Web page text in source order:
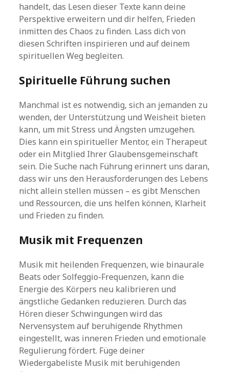
handelt, das Lesen dieser Texte kann deine
Perspektive erweitern und dir helfen, Frieden
inmitten des Chaos zu finden. Lass dich von
diesen Schriften inspirieren und auf deinem
spirituellen Weg begleiten.
Spirituelle Führung suchen
Manchmal ist es notwendig, sich an jemanden zu
wenden, der Unterstützung und Weisheit bieten
kann, um mit Stress und Ängsten umzugehen.
Dies kann ein spiritueller Mentor, ein Therapeut
oder ein Mitglied Ihrer Glaubensgemeinschaft
sein. Die Suche nach Führung erinnert uns daran,
dass wir uns den Herausforderungen des Lebens
nicht allein stellen müssen – es gibt Menschen
und Ressourcen, die uns helfen können, Klarheit
und Frieden zu finden.
Musik mit Frequenzen
Musik mit heilenden Frequenzen, wie binaurale
Beats oder Solfeggio-Frequenzen, kann die
Energie des Körpers neu kalibrieren und
ängstliche Gedanken reduzieren. Durch das
Hören dieser Schwingungen wird das
Nervensystem auf beruhigende Rhythmen
eingestellt, was inneren Frieden und emotionale
Regulierung fördert. Füge deiner
Wiedergabeliste Musik mit beruhigenden